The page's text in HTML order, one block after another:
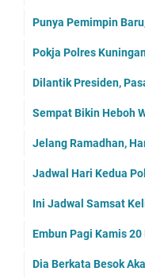
Punya Pemimpin
Pokja Polres
Dilantik Presiden,
Sempat Bikin Heboh
Jelang Ramadhan,
Jadwal Hari Kedua
Ini Jadwal Samsat
Embun Pagi Kamis
Dia Berkata Besok